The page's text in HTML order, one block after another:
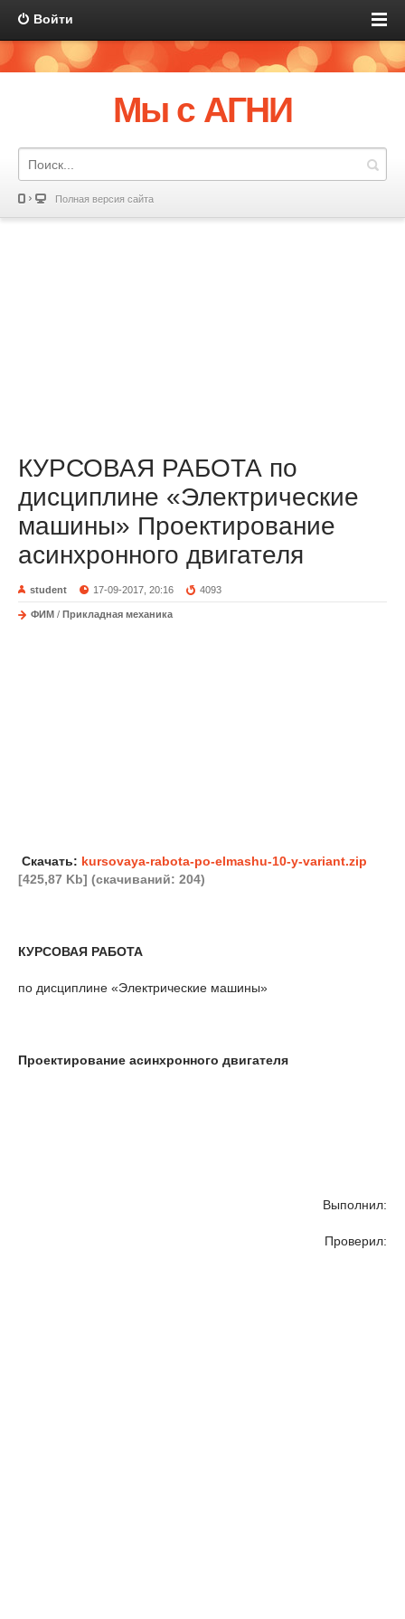
Войти
Мы с АГНИ
Полная версия сайта
КУРСОВАЯ РАБОТА по
дисциплине «Электрические
машины» Проектирование
асинхронного двигателя
student 17-09-2017, 20:16 4093
ФИМ / Прикладная механика
Скачать: kursovaya-rabota-po-elmashu-10-y-variant.zip
[425,87 Kb] (cкачиваний: 204)
КУРСОВАЯ РАБОТА
по дисциплине «Электрические машины»
Проектирование асинхронного двигателя
Выполнил:
Проверил: